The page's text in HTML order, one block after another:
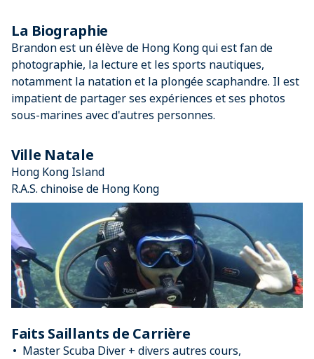
La Biographie
Brandon est un élève de Hong Kong qui est fan de
photographie, la lecture et les sports nautiques,
notamment la natation et la plongée scaphandre. Il est
impatient de partager ses expériences et ses photos
sous-marines avec d'autres personnes.
Ville Natale
Hong Kong Island
R.A.S. chinoise de Hong Kong
Faits Saillants de Carrière
Master Scuba Diver + divers autres cours,